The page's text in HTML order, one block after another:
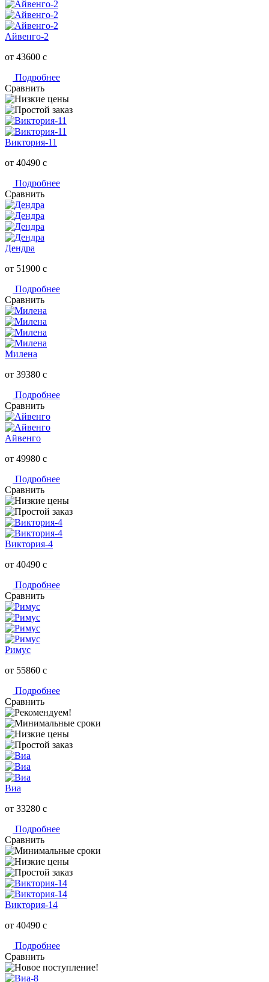
Айвенго-2
от 43600 c
Подробнее
Сравнить
Виктория-11
от 40490 c
Подробнее
Сравнить
Дендра
от 51900 c
Подробнее
Сравнить
Милена
от 39380 c
Подробнее
Сравнить
Айвенго
от 49980 c
Подробнее
Сравнить
Виктория-4
от 40490 c
Подробнее
Сравнить
Римус
от 55860 c
Подробнее
Сравнить
Виа
от 33280 c
Подробнее
Сравнить
Виктория-14
от 40490 c
Подробнее
Сравнить